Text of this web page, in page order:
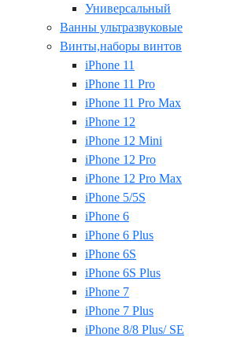
Универсальный
Ванны ультразвуковые
Винты,наборы винтов
iPhone 11
iPhone 11 Pro
iPhone 11 Pro Max
iPhone 12
iPhone 12 Mini
iPhone 12 Pro
iPhone 12 Pro Max
iPhone 5/5S
iPhone 6
iPhone 6 Plus
iPhone 6S
iPhone 6S Plus
iPhone 7
iPhone 7 Plus
iPhone 8/8 Plus/ SE